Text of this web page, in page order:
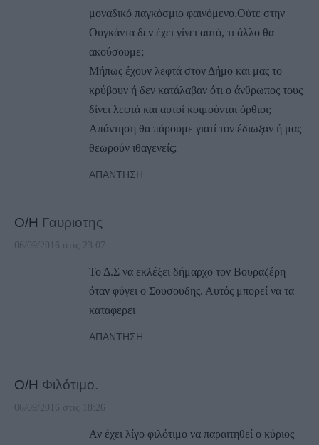
μοναδικό παγκόσμιο φαινόμενο.Ούτε στην
Ουγκάντα δεν έχει γίνει αυτό, τι άλλο θα
ακούσουμε;
Μήπως έχουν λεφτά στον Δήμο και μας το
κρύβουν ή δεν κατάλαβαν ότι ο άνθρωπος τους
δίνει λεφτά και αυτοί κοιμούνται όρθιοι;
Απάντηση θα πάρουμε γιατί τον έδιωξαν ή μας
θεωρούν ιθαγενείς;
ΑΠΆΝΤΗΣΗ
Ο/Η Γαυριοτης
06/09/2016 στις 23:07
Το Δ.Σ να εκλέξει δήμαρχο τον Βουραζέρη
όταν φύγει ο Σουσουδης. Αυτός μπορεί να τα
καταφερει
ΑΠΆΝΤΗΣΗ
Ο/Η Φιλότιμο.
06/09/2016 στις 18:26
Αν έχει λίγο φιλότιμο να παραιτηθεί ο κύριος